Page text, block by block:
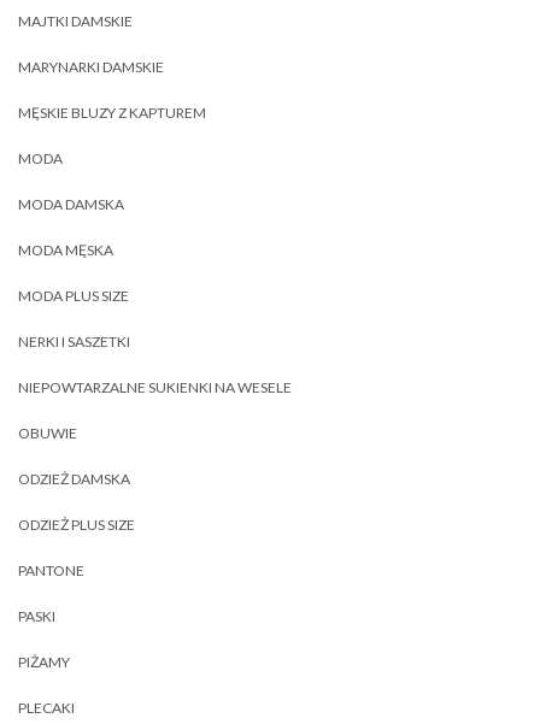
MAJTKI DAMSKIE
MARYNARKI DAMSKIE
MĘSKIE BLUZY Z KAPTUREM
MODA
MODA DAMSKA
MODA MĘSKA
MODA PLUS SIZE
NERKI I SASZETKI
NIEPOWTARZALNE SUKIENKI NA WESELE
OBUWIE
ODZIEŻ DAMSKA
ODZIEŻ PLUS SIZE
PANTONE
PASKI
PIŻAMY
PLECAKI